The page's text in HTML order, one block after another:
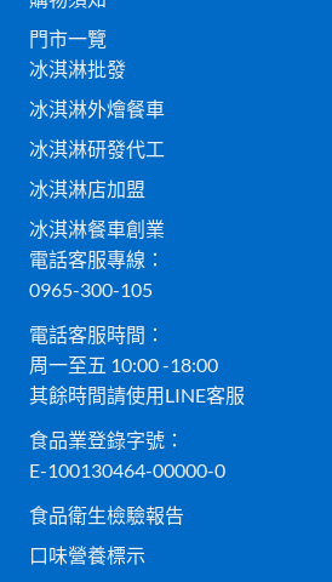
門市一覽
冰淇淋批發
冰淇淋外燴餐車
冰淇淋研發代工
冰淇淋店加盟
冰淇淋餐車創業
電話客服專線：
0965-300-105
電話客服時間：
周一至五 10:00 -18:00
其餘時間請使用LINE客服
食品業登錄字號：
E-100130464-00000-0
食品衛生檢驗報告
口味營養標示